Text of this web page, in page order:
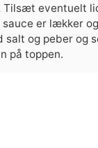
Tilsæt eventuelt
sauce er lækker
salt og peber og
på toppen.